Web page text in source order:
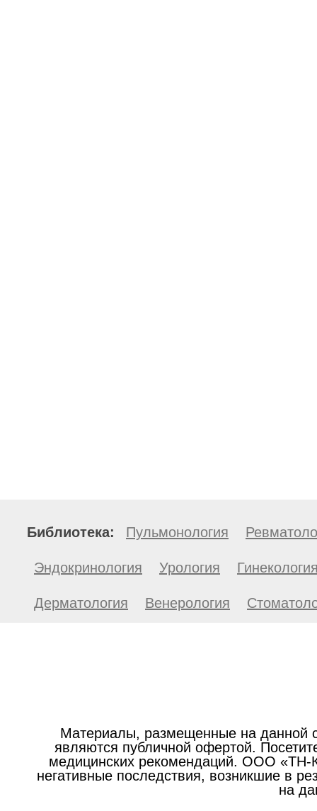
Библиотека: Пульмонология
Эндокринология Урология
Дерматология Венерология
Материалы, размещенные на данной
являются публичной офертой.
медицинских рекомендаций. ООО «ТН-
негативные последствия, возникшие в
на